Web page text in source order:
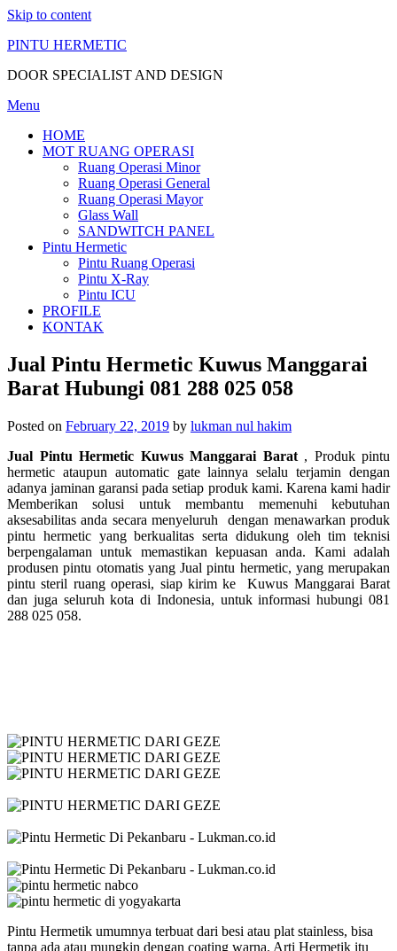
Skip to content
PINTU HERMETIC
DOOR SPECIALIST AND DESIGN
Menu
HOME
MOT RUANG OPERASI
Ruang Operasi Minor
Ruang Operasi General
Ruang Operasi Mayor
Glass Wall
SANDWITCH PANEL
Pintu Hermetic
Pintu Ruang Operasi
Pintu X-Ray
Pintu ICU
PROFILE
KONTAK
Jual Pintu Hermetic Kuwus Manggarai
Barat Hubungi 081 288 025 058
Posted on February 22, 2019 by lukman nul hakim
Jual Pintu Hermetic Kuwus Manggarai Barat, Produk pintu
hermetic ataupun automatic gate lainnya selalu terjamin dengan
adanya jaminan garansi pada setiap produk kami. Karena kami hadir
Memberikan solusi untuk membantu memenuhi kebutuhan
aksesabilitas anda secara menyeluruh dengan menawarkan produk
pintu hermetic yang berkualitas serta didukung oleh tim teknisi
berpengalaman untuk memastikan kepuasan anda. Kami adalah
produsen pintu otomatis yang Jual pintu hermetic, yang merupakan
pintu steril ruang operasi, siap kirim ke
Kuwus Manggarai Barat
dan juga seluruh kota di Indonesia, untuk informasi hubungi 081
288 025 058.
Pintu Hermetik umumnya terbuat dari besi atau plat stainless, bisa
tanpa ada atau mungkin dengan coating warna. Arti Hermetik itu